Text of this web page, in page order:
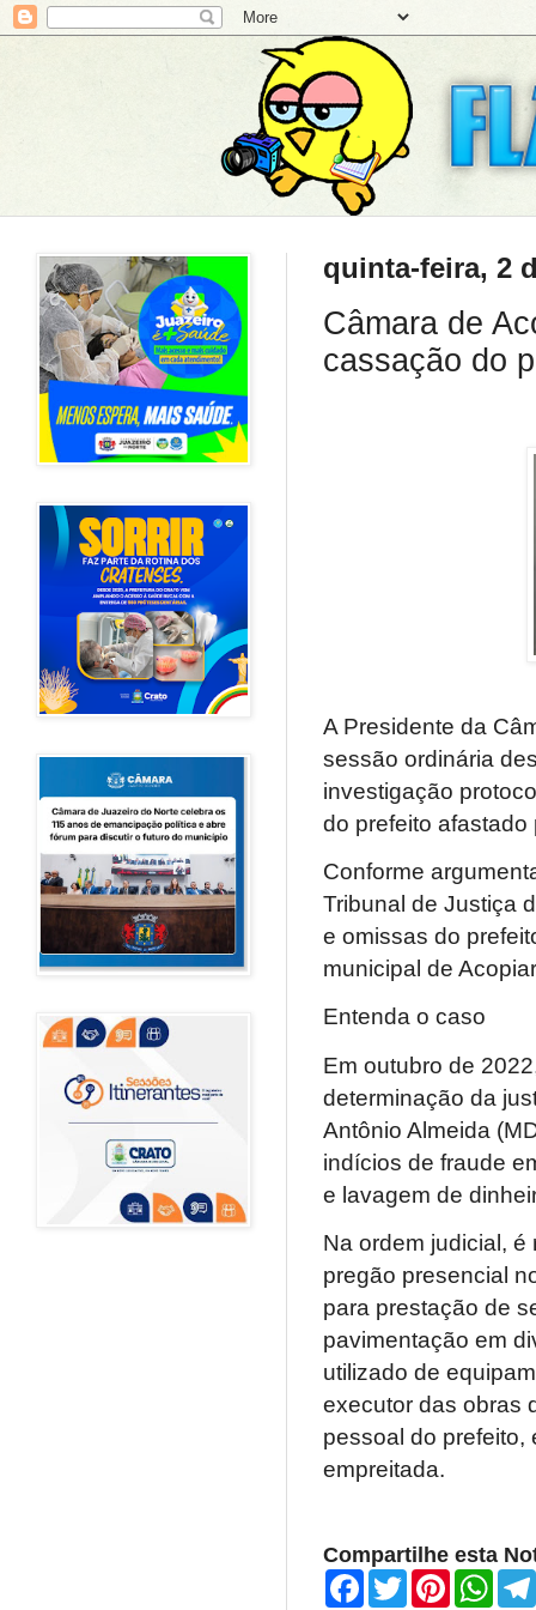
quinta-feira, 2
Câmara de
cassação do
A Presidente da
sessão ordinária
investigação
do prefeito
Conforme
Tribunal de Justiça
e omissas do
municipal de
Entenda o caso
Em outubro de
determinação da
Antônio Almeida
indícios de fraude
e lavagem de
Na ordem judicial,
pregão presencial
para prestação de
pavimentação em
utilizado de
executor das obras
pessoal do prefeito,
empreitada.
Compartilhe esta
F
T
w
P
W